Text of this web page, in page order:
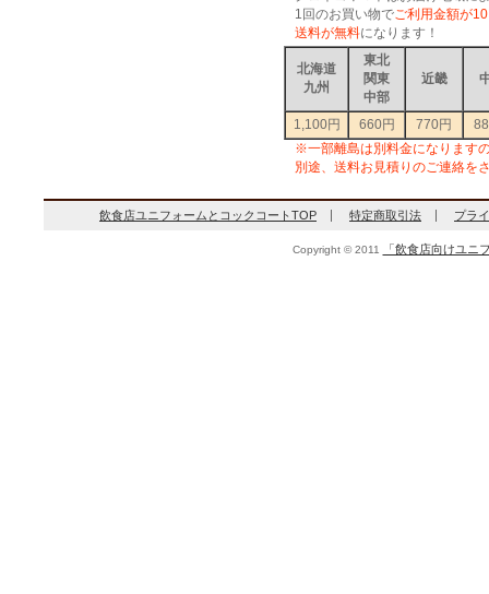
1回のお買い物でご利用金額が
送料が無料になります！
北海道
九州
東北
関東
中部
近畿
1,100円 660円 770円
※一部離島は別料金になります
別途、送料お見積りのご連絡を
飲食店ユニフォームとコックコートTOP 特定商取引法 プラ
Copyright © 2011 「飲食店向けユニ